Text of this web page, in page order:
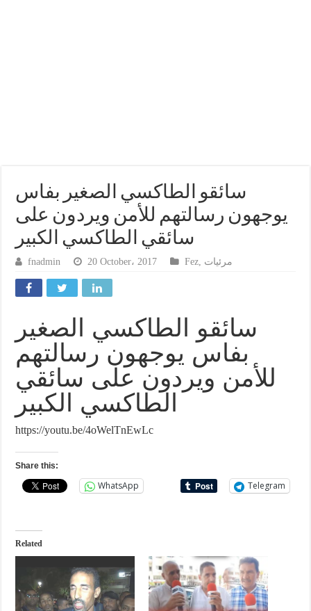
سائقو الطاكسي الصغير بفاس
يوجهون رسالتهم للأمن ويردون على
سائقي الطاكسي الكبير
fnadmin 20 October، 2017 Fez مرئيات
سائقو الطاكسي الصغير
بفاس يوجهون رسالتهم
للأمن ويردون على سائقي
الطاكسي الكبير
https://youtu.be/4oWelTnEwLc
Share this:
WhatsApp Telegram
Related